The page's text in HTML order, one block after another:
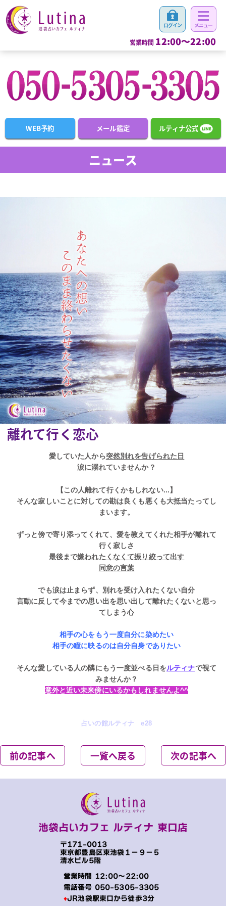
営業時間 12:00～22:00
WEB予約 メール鑑定 ルティナ公式
ニュース
離れて行く恋心
愛していた人から突然別れを告げられた日
涙に溺れていませんか？
【この人離れて行くかもしれない...】
そんな寂しいことに対しての勘は良くも悪くも大抵当たってし
まいます。
ずっと傍で寄り添ってくれて、愛を教えてくれた相手が離れて
行く寂しさ
最後まで嫌われたくなくて振り絞って出す
同意の言葉
でも涙は止まらず、別れを受け入れたくない自分
言動に反して今までの思い出を思い出して離れたくないと思っ
てしまう心
相手の心をもう一度自分に染めたい
相手の瞳に映るのは自分自身でありたい
そんな愛している人の隣にもう一度並べる日をルティナで視て
みませんか？
意外と近い未来傍にいるかもしれませんよ^^
占いの館ルティナ e28
前の記事へ 一覧へ戻る 次の記事へ
池袋占いカフェ ルティナ 東口店
〒171-0013
東京都豊島区東池袋１−９−５
清水ビル5階
営業時間 12:00～22:00
電話番号 050-5305-3305
♦JR池袋駅東口から徒歩3分